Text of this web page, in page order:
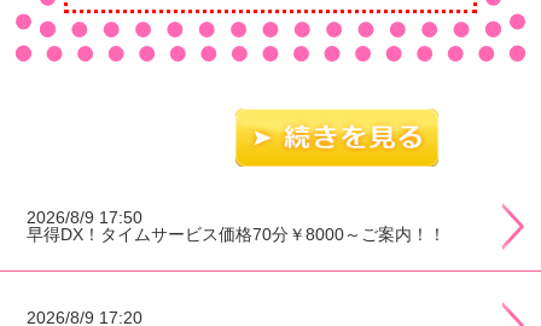
2026/8/9 17:50
早得DX！タイムサービス価格70分￥8000～ご案内！！
2026/8/9 17:20